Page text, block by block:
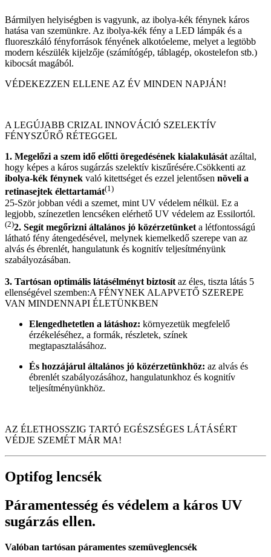
Bármilyen helyiségben is vagyunk, az ibolya-kék fénynek káros
hatása van szemünkre. Az ibolya-kék fény a LED lámpák és a
fluoreszkáló fényforrások fényének alkotóeleme, melyet a legtöbb
modern készülék kijelzője (számítógép, táblagép, okostelefon stb.)
kibocsát magából.
VÉDEKEZZEN ELLENE AZ ÉV MINDEN NAPJÁN!
A LEGÚJABB CRIZAL INNOVÁCIÓ SZELEKTÍV
FÉNYSZŰRŐ RÉTEGGEL
1. Megelőzi a szem idő előtti öregedésének kialakulását azáltal,
hogy képes a káros sugárzás szelektív kiszűrésére.Csökkenti az
ibolya-kék fénynek való kitettséget és ezzel jelentősen növeli a
retinasejtek élettartamát(1)
25-Ször jobban védi a szemet, mint UV védelem nélkül. Ez a
legjobb, színezetlen lencséken elérhető UV védelem az Essilortól.
(2)2. Segít megőrizni általános jó közérzetünket a létfontosságú
látható fény átengedésével, melynek kiemelkedő szerepe van az
alvás és ébrenlét, hangulatunk és kognitív teljesítményünk
szabályozásában.
3. Tartósan optimális látásélményt biztosít az éles, tiszta látás 5
ellenségével szemben:A FÉNYNEK ALAPVETŐ SZEREPE
VAN MINDENNAPI ÉLETÜNKBEN
Elengedhetetlen a látáshoz: környezetük megfelelő
érzékeléséhez, a formák, részletek, színek
megtapasztalásához.
És hozzájárul általános jó közérzetünkhöz: az alvás és
ébrenlét szabályozásához, hangulatunkhoz és kognitív
teljesítményünkhöz.
AZ ÉLETHOSSZIG TARTÓ EGÉSZSÉGES LÁTÁSÉRT
VÉDJE SZEMÉT MÁR MA!
Optifog lencsék
Páramentesség és védelem a káros UV
sugárzás ellen.
Valóban tartósan páramentes szemüveglencsék